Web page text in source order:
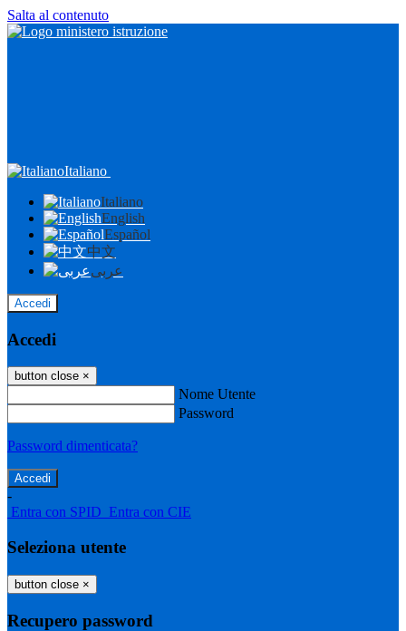
Salta al contenuto
Italiano
Italiano
English
Español
中文
عربى
Accedi
Accedi
button close ×
Nome Utente
Password
Password dimenticata?
-
Entra con SPID Entra con CIE
Seleziona utente
button close ×
Recupero password